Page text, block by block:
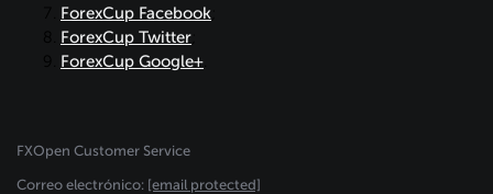
ForexCup Facebook
ForexCup Twitter
ForexCup Google+
FXOpen Customer Service
Сorreo electrónico: [email protected]